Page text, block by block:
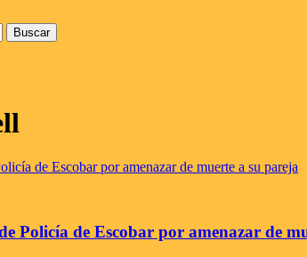
Policía de Escobar por amenazar de